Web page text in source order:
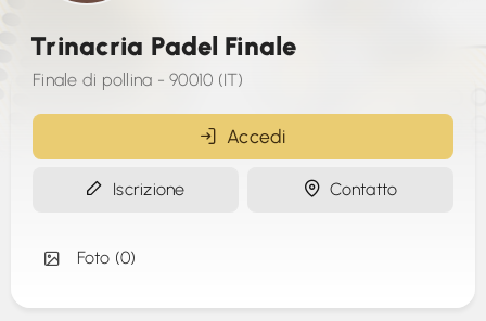
Trinacria Padel Finale
Finale di pollina - 90010 (IT)
Accedi
Iscrizione Contatto
Foto (0)